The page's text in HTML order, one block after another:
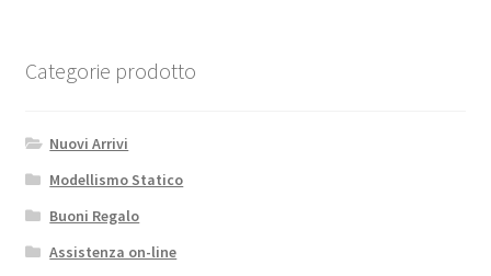
Categorie prodotto
Nuovi Arrivi
Modellismo Statico
Buoni Regalo
Assistenza on-line